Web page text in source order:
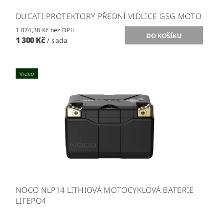
DUCATI PROTEKTORY PŘEDNÍ VIDLICE GSG MOTO
1 074,38 Kč bez DPH
1 300 Kč / sada
Video
NOCO NLP14 LITHIOVÁ MOTOCYKLOVÁ BATERIE
LIFEPO4